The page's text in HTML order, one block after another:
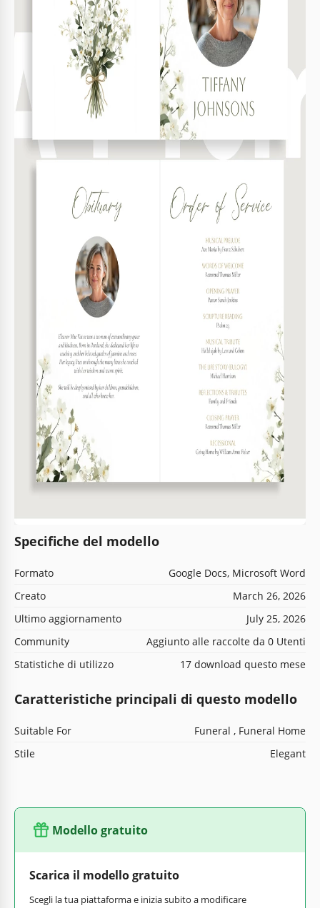
Specifiche del modello
Formato
Google Docs, Microsoft Word
Creato
March 26, 2026
Ultimo aggiornamento
July 25, 2026
Community
Aggiunto alle raccolte da 0 Utenti
Statistiche di utilizzo
17 download questo mese
Caratteristiche principali di questo modello
Suitable For
Funeral , Funeral Home
Stile
Elegant
Modello gratuito
Scarica il modello gratuito
Scegli la tua piattaforma e inizia subito a modificare